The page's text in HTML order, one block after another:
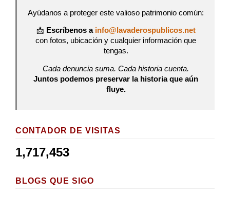
Ayúdanos a proteger este valioso patrimonio común:
📩 Escríbenos a info@lavaderospublicos.net
con fotos, ubicación y cualquier información que
tengas.
Cada denuncia suma. Cada historia cuenta.
Juntos podemos preservar la historia que aún
fluye.
CONTADOR DE VISITAS
1,717,453
BLOGS QUE SIGO